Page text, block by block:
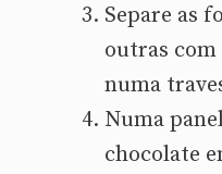
Separe as
outras
numa
Numa
chocolate